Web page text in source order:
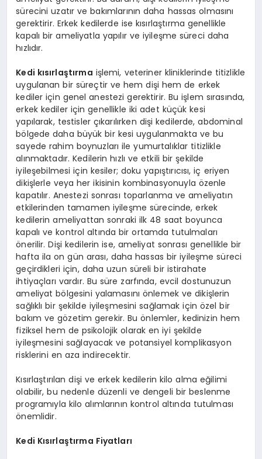
sürecini uzatır ve bakımlarının daha hassas olmasını
gerektirir. Erkek kedilerde ise kısırlaştırma genellikle
kapalı bir ameliyatla yapılır ve iyileşme süreci daha
hızlıdır.
Kedi kısırlaştırma işlemi, veteriner kliniklerinde titizlikle
uygulanan bir süreçtir ve hem dişi hem de erkek
kediler için genel anestezi gerektirir. Bu işlem sırasında,
erkek kediler için genellikle iki adet küçük kesi
yapılarak, testisler çıkarılırken dişi kedilerde, abdominal
bölgede daha büyük bir kesi uygulanmakta ve bu
sayede rahim boynuzları ile yumurtalıklar titizlikle
alınmaktadır. Kedilerin hızlı ve etkili bir şekilde
iyileşebilmesi için kesiler; doku yapıştırıcısı, iç eriyen
dikişlerle veya her ikisinin kombinasyonuyla özenle
kapatılır. Anestezi sonrası toparlanma ve ameliyatın
etkilerinden tamamen iyileşme sürecinde, erkek
kedilerin ameliyattan sonraki ilk 48 saat boyunca
kapalı ve kontrol altında bir ortamda tutulmaları
önerilir. Dişi kedilerin ise, ameliyat sonrası genellikle bir
hafta ila on gün arası, daha hassas bir iyileşme süreci
geçirdikleri için, daha uzun süreli bir istirahate
ihtiyaçları vardır. Bu süre zarfında, evcil dostunuzun
ameliyat bölgesini yalamasını önlemek ve dikişlerin
sağlıklı bir şekilde iyileşmesini sağlamak için özel bir
bakım ve gözetim gerekir. Bu önlemler, kedinizin hem
fiziksel hem de psikolojik olarak en iyi şekilde
iyileşmesini sağlayacak ve potansiyel komplikasyon
risklerini en aza indirecektir.
Kısırlaştırılan dişi ve erkek kedilerin kilo alma eğilimi
olabilir, bu nedenle düzenli ve dengeli bir beslenme
programıyla kilo alımlarının kontrol altında tutulması
önemlidir.
Kedi Kısırlaştırma Fiyatları